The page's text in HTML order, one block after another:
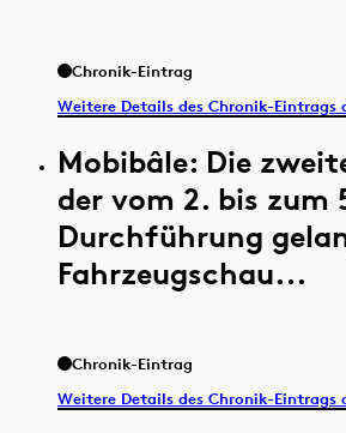
Chronik-Eintrag
Weitere Details des Chronik-Eintrags
Mobibâle: Die
der vom 2. bis zum
Durchführung
Fahrzeugschau...
Chronik-Eintrag
Weitere Details des Chronik-Eintrags